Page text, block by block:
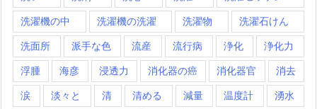
洗濯機の中 洗濯機の洗濯 洗濯物 洗濯石けん
洗面所 派手な色 流産 流行病 浄化 浄化力
浮腫 海彦 浸透力 消化器の癌 消化器官 消去
涙 淡々と 清 清める 減量 温度計 湧水